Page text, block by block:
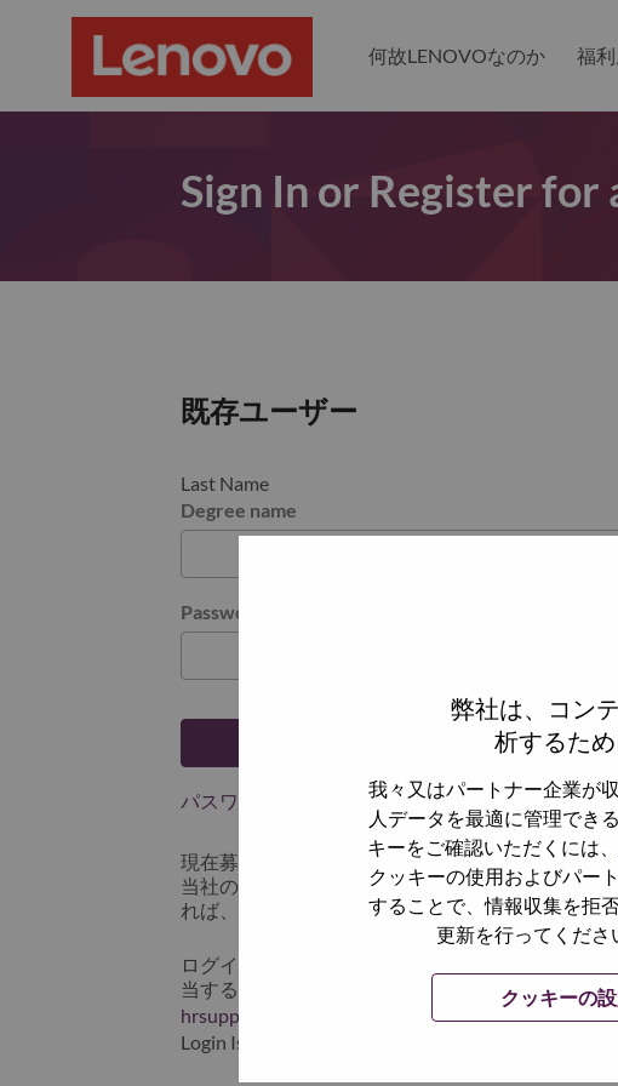
弊社は、コン
析するた
我々又はパートナー企業が
人データを最適に管理でき
キーをご確認いただくには、
クッキーの使用およびパー
することで、情報収集を拒
更新を行ってくださ
クッキーの
何故LENOVOなのか 福
Sign In or Register for
既存ユーザー
Last Name
Degree name
Password
パスワードを忘れましたか？
現在募集中の職種に最近応募しましたでしょうか
当社のシステムに保存されています。 よって「
れば、リセットしてログインできます。
ログインや新規ユーザーとしての登録時に問題が
当するスクリーンショットのデータを添えて、当
hrsupport@lenovo.com
までお問い合わせ頂けま
Login Issue」と入れてください。内容を確認後、